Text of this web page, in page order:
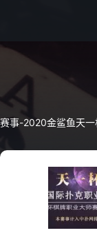
赛事-2020金鲨鱼天